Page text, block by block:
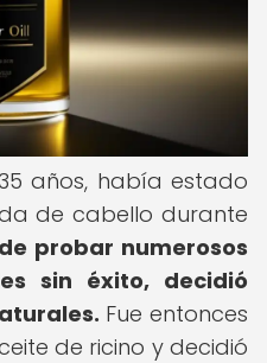
años, había estado
de cabello durante
probar numerosos
sin éxito, decidió
Fue entonces
de ricino y decidió